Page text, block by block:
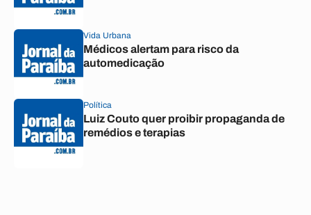
Vida Urbana
Médicos alertam para risco da
automedicação
Política
Luiz Couto quer proibir propaganda de
remédios e terapias